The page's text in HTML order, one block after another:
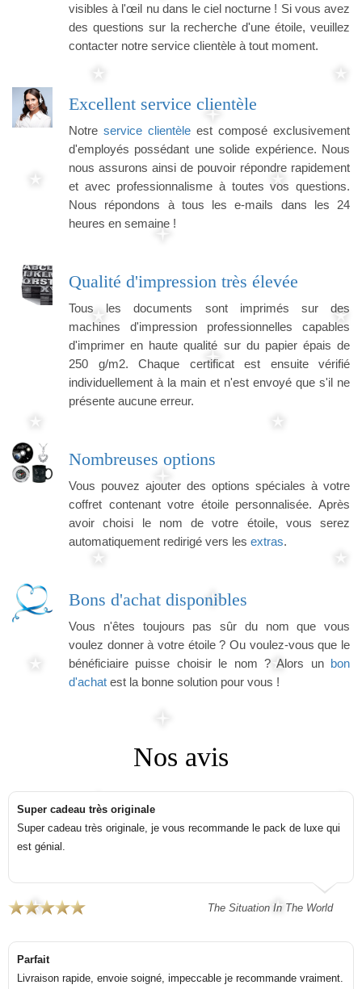
visibles à l'œil nu dans le ciel nocturne ! Si vous avez
des questions sur la recherche d'une étoile, veuillez
contacter notre service clientèle à tout moment.
Excellent service clientèle
Notre service clientèle est composé exclusivement
d'employés possédant une solide expérience. Nous
nous assurons ainsi de pouvoir répondre rapidement
et avec professionnalisme à toutes vos questions.
Nous répondons à tous les e-mails dans les 24
heures en semaine !
Qualité d'impression très élevée
Tous les documents sont imprimés sur des
machines d'impression professionnelles capables
d'imprimer en haute qualité sur du papier épais de
250 g/m2. Chaque certificat est ensuite vérifié
individuellement à la main et n'est envoyé que s'il ne
présente aucune erreur.
Nombreuses options
Vous pouvez ajouter des options spéciales à votre
coffret contenant votre étoile personnalisée. Après
avoir choisi le nom de votre étoile, vous serez
automatiquement redirigé vers les extras.
Bons d'achat disponibles
Vous n'êtes toujours pas sûr du nom que vous
voulez donner à votre étoile ? Ou voulez-vous que le
bénéficiaire puisse choisir le nom ? Alors un bon
d'achat est la bonne solution pour vous !
Nos avis
Super cadeau très originale
Super cadeau très originale, je vous recommande le pack de luxe qui
est génial.
The Situation In The World
Parfait
Livraison rapide, envoie soigné, impeccable je recommande vraiment.